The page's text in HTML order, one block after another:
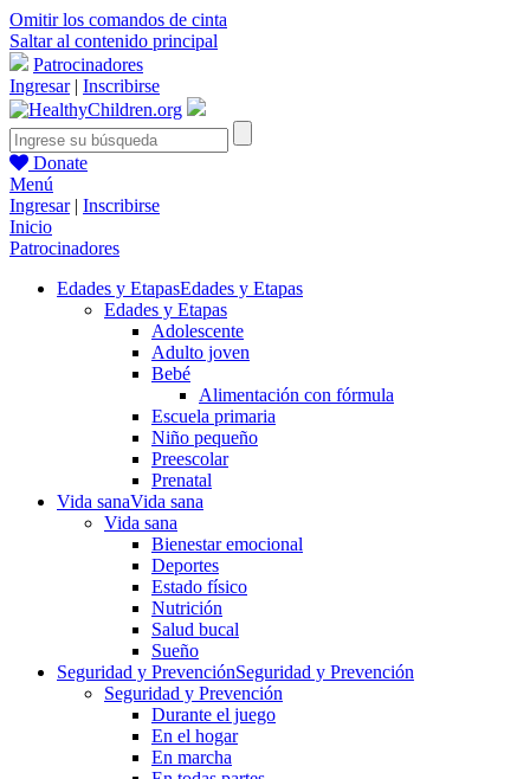
Omitir los comandos de cinta
Saltar al contenido principal
Patrocinadores
Ingresar| Inscribirse
Donate
Menú
Ingresar| Inscribirse
Inicio
Patrocinadores
Edades y EtapasEdades y Etapas
Edades y Etapas
Adolescente
Adulto joven
Bebé
Alimentación con fórmula
Escuela primaria
Niño pequeño
Preescolar
Prenatal
Vida sanaVida sana
Vida sana
Bienestar emocional
Deportes
Estado físico
Nutrición
Salud bucal
Sueño
Seguridad y PrevenciónSeguridad y Prevención
Seguridad y Prevención
Durante el juego
En el hogar
En marcha